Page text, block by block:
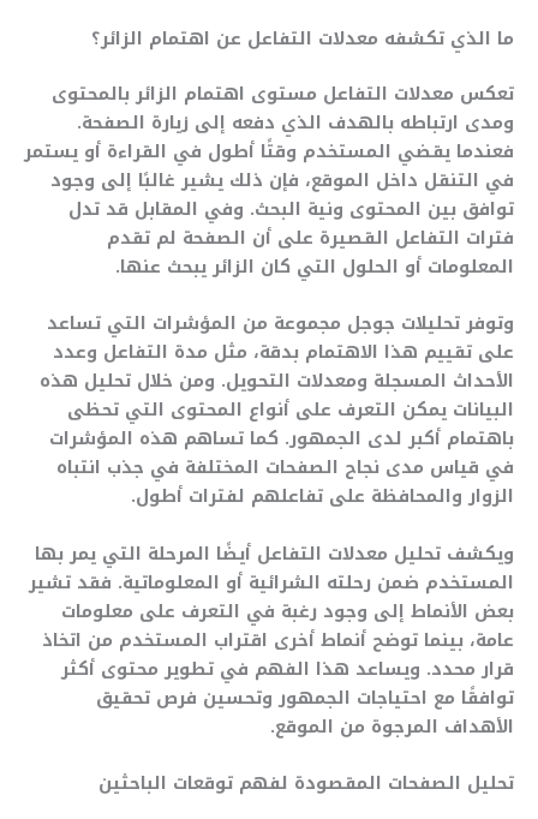
ما الذي تكشفه معدلات التفاعل عن اهتمام الزائر؟
تعكس معدلات التفاعل مستوى اهتمام الزائر بالمحتوى
ومدى ارتباطه بالهدف الذي دفعه إلى زيارة الصفحة.
فعندما يقضي المستخدم وقتًا أطول في القراءة أو يستمر
في التنقل داخل الموقع، فإن ذلك يشير غالبًا إلى وجود
توافق بين المحتوى ونية البحث. وفي المقابل قد تدل
فترات التفاعل القصيرة على أن الصفحة لم تقدم
المعلومات أو الحلول التي كان الزائر يبحث عنها.
وتوفر تحليلات جوجل مجموعة من المؤشرات التي تساعد
على تقييم هذا الاهتمام بدقة، مثل مدة التفاعل وعدد
الأحداث المسجلة ومعدلات التحويل. ومن خلال تحليل هذه
البيانات يمكن التعرف على أنواع المحتوى التي تحظى
باهتمام أكبر لدى الجمهور. كما تساهم هذه المؤشرات
في قياس مدى نجاح الصفحات المختلفة في جذب انتباه
الزوار والمحافظة على تفاعلهم لفترات أطول.
ويكشف تحليل معدلات التفاعل أيضًا المرحلة التي يمر بها
المستخدم ضمن رحلته الشرائية أو المعلوماتية. فقد تشير
بعض الأنماط إلى وجود رغبة في التعرف على معلومات
عامة، بينما توضح أنماط أخرى اقتراب المستخدم من اتخاذ
قرار محدد. ويساعد هذا الفهم في تطوير محتوى أكثر
توافقًا مع احتياجات الجمهور وتحسين فرص تحقيق
الأهداف المرجوة من الموقع.
تحليل الصفحات المقصودة لفهم توقعات الباحثين